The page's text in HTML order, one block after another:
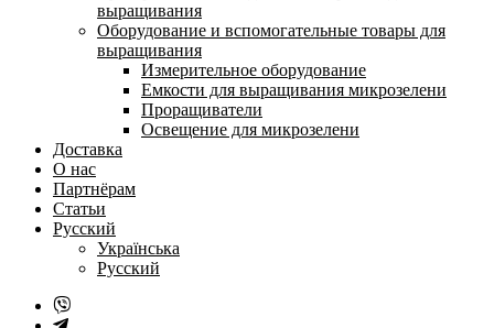
выращивания
Оборудование и вспомогательные товары для
выращивания
Измерительное оборудование
Емкости для выращивания микрозелени
Проращиватели
Освещение для микрозелени
Доставка
О нас
Партнёрам
Статьи
Русский
Українська
Русский